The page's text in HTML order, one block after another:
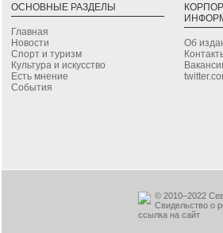
ОСНОВНЫЕ РАЗДЕЛЫ
Главная
Новости
Спорт и туризм
Культура и искусство
Есть мнение
События
Об
© 2010–2022
Свидельство о
ссылка на сайт